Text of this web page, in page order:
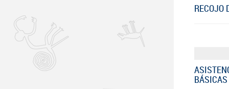
RECOJO